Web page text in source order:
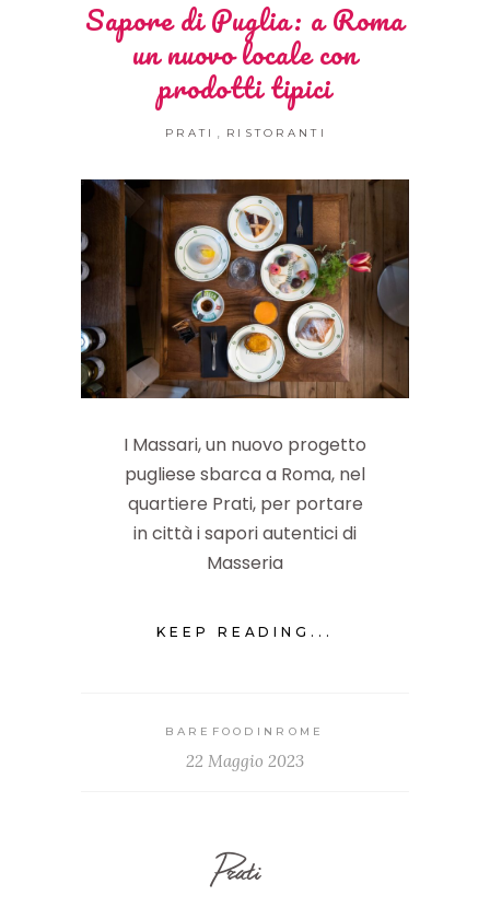
Sapore di Puglia: a Roma
un nuovo locale con
prodotti tipici
PRATI RISTORANTI
I Massari, un nuovo progetto
pugliese sbarca a Roma, nel
quartiere Prati, per portare
in città i sapori autentici di
Masseria
KEEP READING...
BAREFOODINROME
22 Maggio 2023
Prati